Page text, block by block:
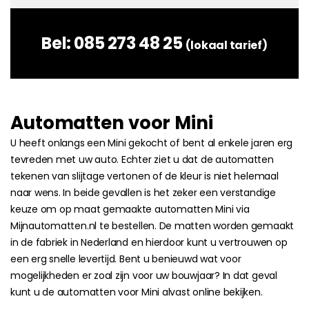
Bel:085 273 48 25 (lokaal tarief)
Automatten voor Mini
U heeft onlangs een Mini gekocht of bent al enkele jaren erg
tevreden met uw auto. Echter ziet u dat de automatten
tekenen van slijtage vertonen of de kleur is niet helemaal
naar wens. In beide gevallen is het zeker een verstandige
keuze om op maat gemaakte automatten Mini via
Mijnautomatten.nl te bestellen. De matten worden gemaakt
in de fabriek in Nederland en hierdoor kunt u vertrouwen op
een erg snelle levertijd. Bent u benieuwd wat voor
mogelijkheden er zoal zijn voor uw bouwjaar? In dat geval
kunt u de automatten voor Mini alvast online bekijken.